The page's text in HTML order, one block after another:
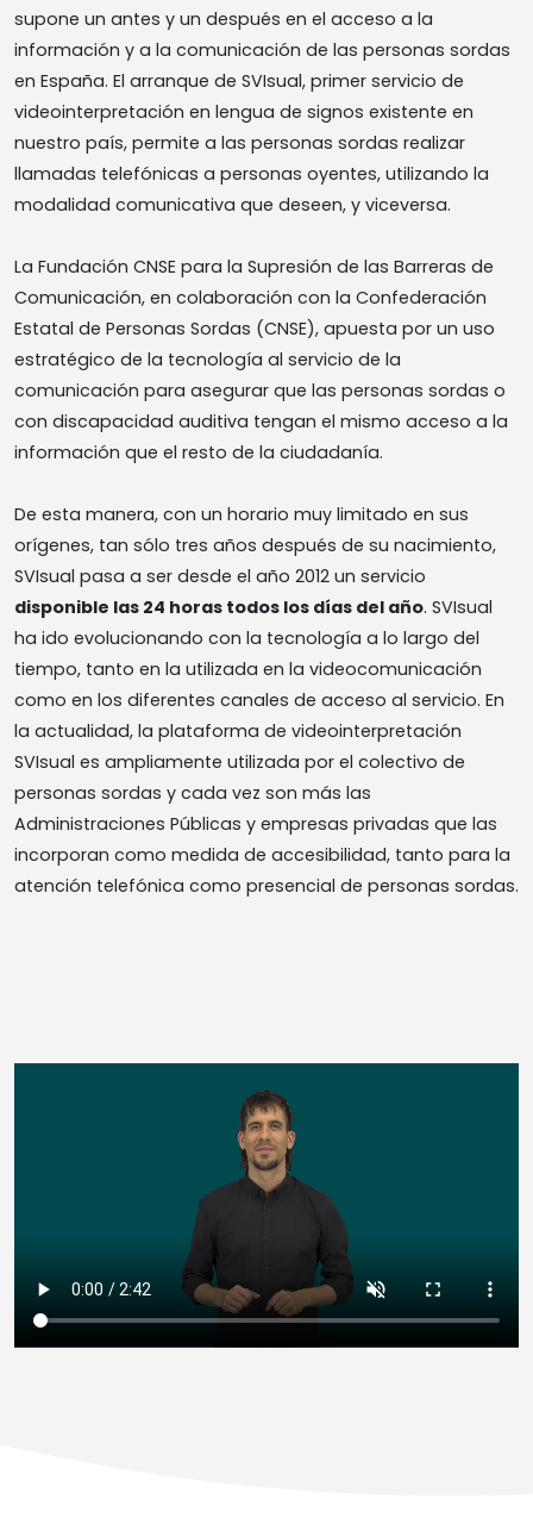
supone un antes y un después en el acceso a la
información y a la comunicación de las personas sordas
en España. El arranque de SVIsual, primer servicio de
videointerpretación en lengua de signos existente en
nuestro país, permite a las personas sordas realizar
llamadas telefónicas a personas oyentes, utilizando la
modalidad comunicativa que deseen, y viceversa.
La Fundación CNSE para la Supresión de las Barreras de
Comunicación, en colaboración con la Confederación
Estatal de Personas Sordas (CNSE), apuesta por un uso
estratégico de la tecnología al servicio de la
comunicación para asegurar que las personas sordas o
con discapacidad auditiva tengan el mismo acceso a la
información que el resto de la ciudadanía.
De esta manera, con un horario muy limitado en sus
orígenes, tan sólo tres años después de su nacimiento,
SVIsual pasa a ser desde el año 2012 un servicio
disponible las 24 horas todos los días del año. SVIsual
ha ido evolucionando con la tecnología a lo largo del
tiempo, tanto en la utilizada en la videocomunicación
como en los diferentes canales de acceso al servicio. En
la actualidad, la plataforma de videointerpretación
SVIsual es ampliamente utilizada por el colectivo de
personas sordas y cada vez son más las
Administraciones Públicas y empresas privadas que las
incorporan como medida de accesibilidad, tanto para la
atención telefónica como presencial de personas sordas.